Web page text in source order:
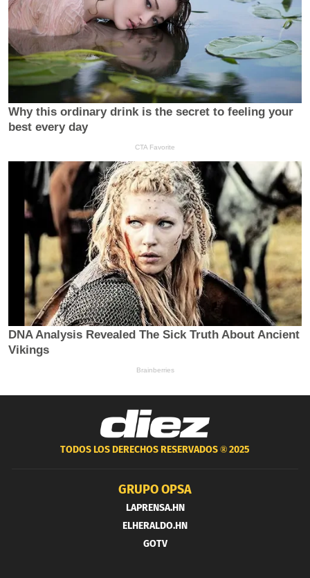
TODOS LOS DERECHOS RESERVADOS ®2025
GRUPO OPSA
LAPRENSA.HN
ELHERALDO.HN
GOTV